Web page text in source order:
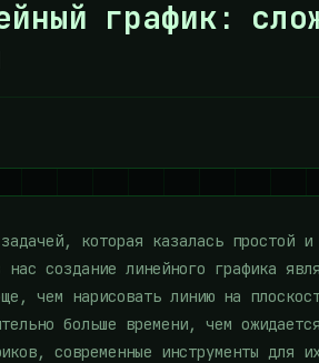
график:
которая казалась простой
создание линейного графика
чем нарисовать линию на
больше времени, чем
современные инструменты для